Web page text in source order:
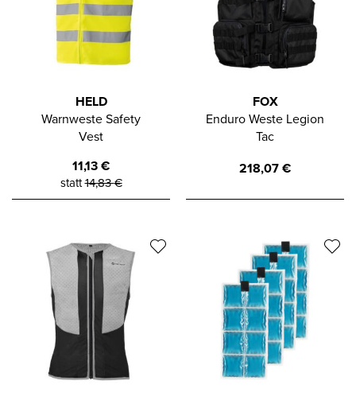
HELD
Warnweste Safety
Vest
11,13€
statt14,83€
FOX
Enduro Weste Legion
Tac
218,07€